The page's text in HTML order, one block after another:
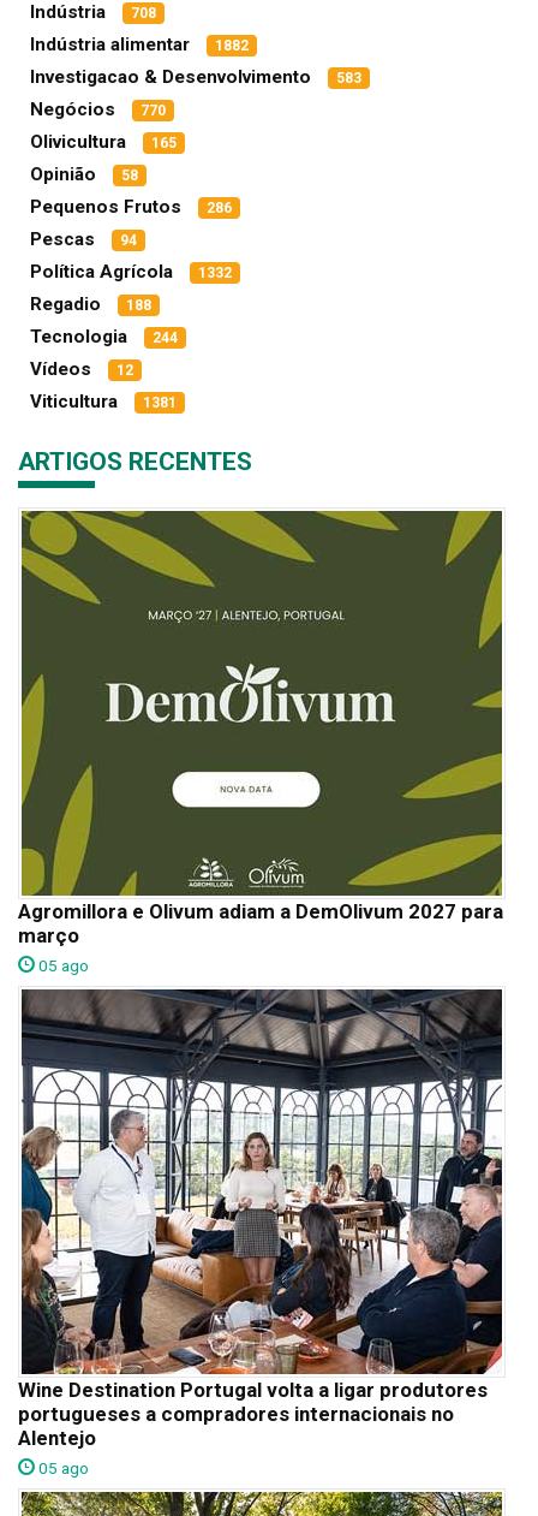
Indústria 708
Indústria alimentar 1882
Investigacao & Desenvolvimento 583
Negócios 770
Olivicultura 165
Opinião 58
Pequenos Frutos 286
Pescas 94
Política Agrícola 1332
Regadio 188
Tecnologia 244
Vídeos 12
Viticultura 1381
ARTIGOS RECENTES
Agromillora e Olivum adiam a DemOlivum 2027 para
março
05 ago
Wine Destination Portugal volta a ligar produtores
portugueses a compradores internacionais no
Alentejo
05 ago